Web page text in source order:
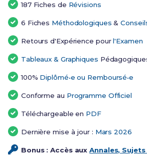
187 Fiches de Révisions
6 Fiches Méthodologiques &
Retours d'Expérience pourl'Examen
Tableaux & Graphiques
100% Diplômé•e ou Remboursé•e
Conforme au Programme Officiel
Téléchargeable en PDF
Dernière mise à jour : Mars 2026
Bonus : Accès auxAnnales,